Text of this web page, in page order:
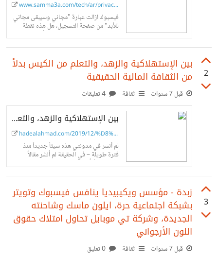
www.samma3a.com/tech/ar/privacy-...
فيسبوك ازالت عبارة "مجاني وسيبقى مجاني
للأبد" من صفحة التسجيل، هل هذه نقطة
تحول جديدة في تاريخ الشركة أم إشارة
2
بين الإستهلاكية والزهد، والتعلم من الكيس بدلاً
من الثقافة المالية الحقيقية
قبل 7 سنوات ثقافة
بين الإستهلاكية والزهد، والتعلم من الكيس بدلاً من الثقافة المالية الحقيقية
hadealahmad.com/2019/12/%D8%A8%D...
لم أنشر في مدونتي هذه شيئاً جديداً منذ
فترة طويلة – في الحقيقة لم أنشر مقالاً
يتضمن “رأياً” منذ فترة طويلة، مقالي الأخير
3
زبدة - مؤسس ويكيبيديا ينافس فيسبوك وتويتر
بشبكة اجتماعية حرة، ايلون ماسك وشاحنته
الجديدة، وشركة تي موبايل تحاول امتلاك حقوق
اللون الأرجواني
قبل 7 سنوات ثقافة